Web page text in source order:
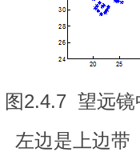
图2.4.7 望远
左边是上边带